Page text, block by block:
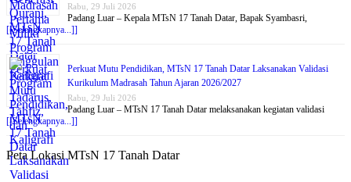
Rabu, 29 Juli 2026
Padang Luar – Kepala MTsN 17 Tanah Datar, Bapak Syambasri,
[[Selengkapnya...]]
Perkuat Mutu Pendidikan, MTsN 17 Tanah Datar Laksanakan Validasi
Kurikulum Madrasah Tahun Ajaran 2026/2027
Rabu, 29 Juli 2026
Padang Luar – MTsN 17 Tanah Datar melaksanakan kegiatan validasi
[[Selengkapnya...]]
Peta Lokasi MTsN 17 Tanah Datar